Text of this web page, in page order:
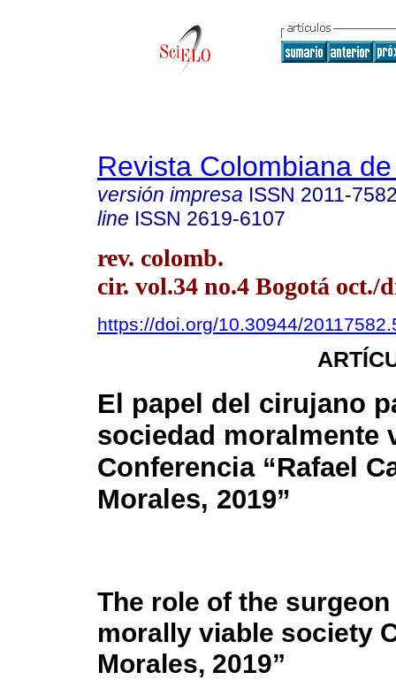
Revista Colombiana
versión impresa ISSN 2011-
line ISSN 2619-6107
rev. colomb.
cir. vol.34 no.4 Bogotá oct./
https://doi.org/10.30944/
El papel del cirujano
sociedad moralmente
Conferencia “Rafael
Morales, 2019”
The role of the
morally viable society
Morales, 2019”